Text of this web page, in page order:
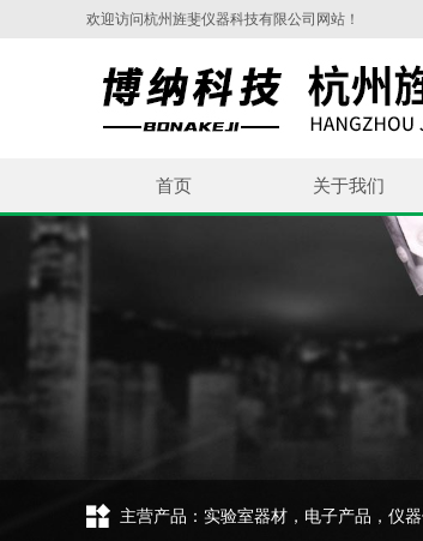
欢迎访问杭州旌斐仪器科技有限公司网站！
首页 关于我们
主营产品：实验室器材，电子产品，仪